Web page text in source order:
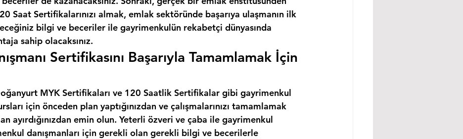
Saat Sertifikalarınızı almak, emlak sektöründe başarıya ulaşmanın ilk
bilgi ve beceriler ile gayrimenkulün rekabetçi dünyasında
sahip olacaksınız.
Sertifikasını Başarıyla Tamamlamak İçin
MYK Sertifikaları ve 120 Saatlik Sertifikalar gibi gayrimenkul
için önceden plan yaptığınızdan ve çalışmalarınızı tamamlamak
ayırdığınızdan emin olun. Yeterli özveri ve çaba ile gayrimenkul
danışmanları için gerekli olan gerekli bilgi ve becerilerle